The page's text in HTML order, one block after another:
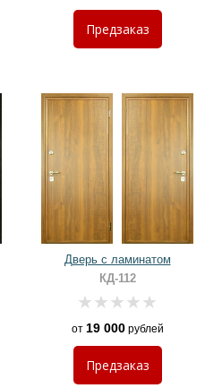
Предзаказ
Дверь с ламинатом
КД-112
от 19 000рублей
Предзаказ